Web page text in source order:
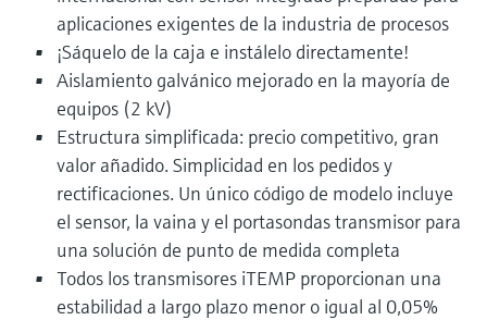
aplicaciones exigentes de la industria de procesos
¡Sáquelo de la caja e instálelo directamente!
Aislamiento galvánico mejorado en la mayoría de
equipos (2 kV)
Estructura simplificada: precio competitivo, gran
valor añadido. Simplicidad en los pedidos y
rectificaciones. Un único código de modelo incluye
el sensor, la vaina y el portasondas transmisor para
una solución de punto de medida completa
Todos los transmisores iTEMP proporcionan una
estabilidad a largo plazo menor o igual al 0,05%